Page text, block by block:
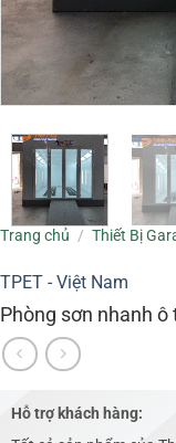
Trang chủ / Thiết Bị
TPET - Việt Nam
Phòng sơn nhanh
Hỗ trợ khách hàng: